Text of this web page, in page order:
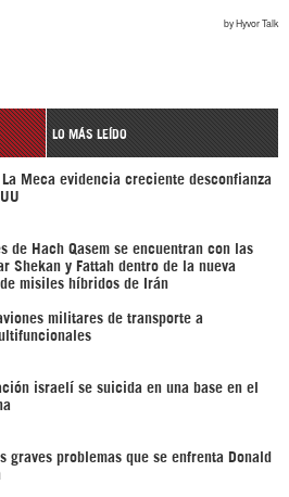
LO MÁS LEÍDO
La Meca evidencia creciente desconfianza
de Hach Qasem se encuentran con las
Shekan y Fattah dentro de la nueva
misiles híbridos de Irán
militares de transporte a
israelí se suicida en una base en el
graves problemas que se enfrenta Donald